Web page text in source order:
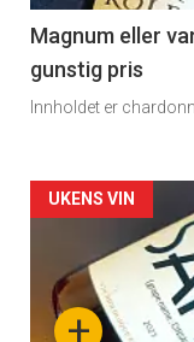
3
Magnum eller
gunstig pris
Innholdet er
Forsiden
akkurat
nå+
UKENS VIN